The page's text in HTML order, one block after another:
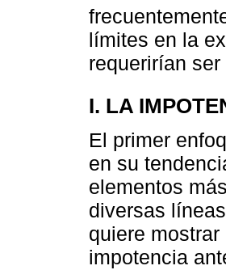
límites en la
requerirían
I. LA
El primer
en su
elementos
diversas
quiere
impotencia